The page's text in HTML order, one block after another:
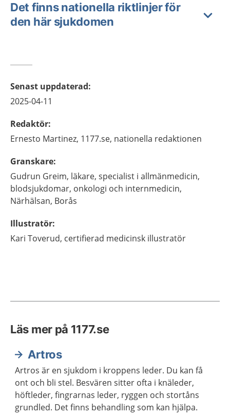
Det finns nationella riktlinjer för
den här sjukdomen
Senast uppdaterad:
2025-04-11
Redaktör:
Ernesto Martinez, 1177.se, nationella redaktionen
Granskare:
Gudrun Greim, läkare, specialist i allmänmedicin,
blodsjukdomar, onkologi och internmedicin,
Närhälsan, Borås
Illustratör:
Kari Toverud, certifierad medicinsk illustratör
Läs mer på 1177.se
Artros
Artros är en sjukdom i kroppens leder. Du kan få
ont och bli stel. Besvären sitter ofta i knäleder,
höftleder, fingrarnas leder, ryggen och stortåns
grundled. Det finns behandling som kan hjälpa.